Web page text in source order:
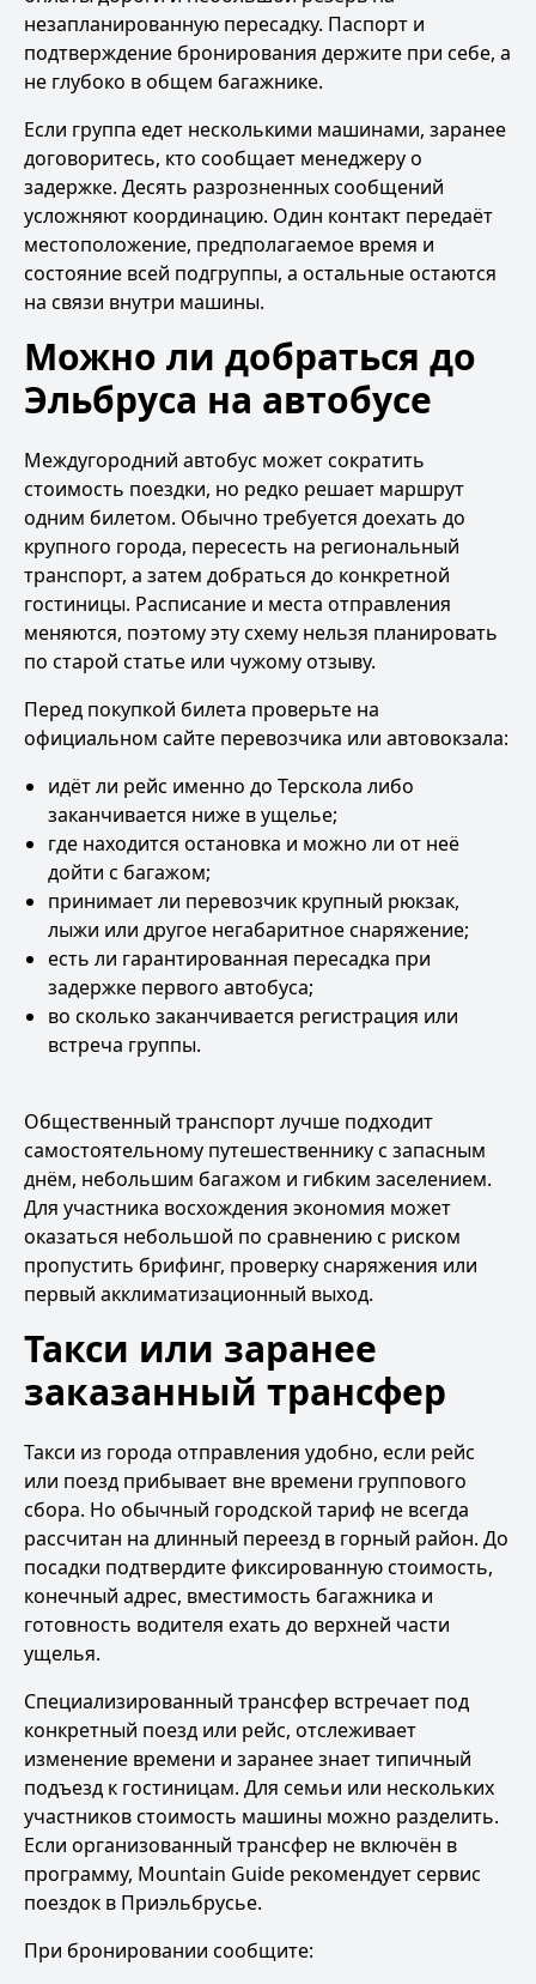
незапланированную пересадку. Паспорт и
подтверждение бронирования держите при себе, а
не глубоко в общем багажнике.
Если группа едет несколькими машинами, заранее
договоритесь, кто сообщает менеджеру о
задержке. Десять разрозненных сообщений
усложняют координацию. Один контакт передаёт
местоположение, предполагаемое время и
состояние всей подгруппы, а остальные остаются
на связи внутри машины.
Можно ли добраться до
Эльбруса на автобусе
Междугородний автобус может сократить
стоимость поездки, но редко решает маршрут
одним билетом. Обычно требуется доехать до
крупного города, пересесть на региональный
транспорт, а затем добраться до конкретной
гостиницы. Расписание и места отправления
меняются, поэтому эту схему нельзя планировать
по старой статье или чужому отзыву.
Перед покупкой билета проверьте на
официальном сайте перевозчика или автовокзала:
идёт ли рейс именно до Терскола либо
заканчивается ниже в ущелье;
где находится остановка и можно ли от неё
дойти с багажом;
принимает ли перевозчик крупный рюкзак,
лыжи или другое негабаритное снаряжение;
есть ли гарантированная пересадка при
задержке первого автобуса;
во сколько заканчивается регистрация или
встреча группы.
Общественный транспорт лучше подходит
самостоятельному путешественнику с запасным
днём, небольшим багажом и гибким заселением.
Для участника восхождения экономия может
оказаться небольшой по сравнению с риском
пропустить брифинг, проверку снаряжения или
первый акклиматизационный выход.
Такси или заранее
заказанный трансфер
Такси из города отправления удобно, если рейс
или поезд прибывает вне времени группового
сбора. Но обычный городской тариф не всегда
рассчитан на длинный переезд в горный район. До
посадки подтвердите фиксированную стоимость,
конечный адрес, вместимость багажника и
готовность водителя ехать до верхней части
ущелья.
Специализированный трансфер встречает под
конкретный поезд или рейс, отслеживает
изменение времени и заранее знает типичный
подъезд к гостиницам. Для семьи или нескольких
участников стоимость машины можно разделить.
Если организованный трансфер не включён в
программу, Mountain Guide рекомендуетсервис
поездок в Приэльбрусье.
При бронировании сообщите: